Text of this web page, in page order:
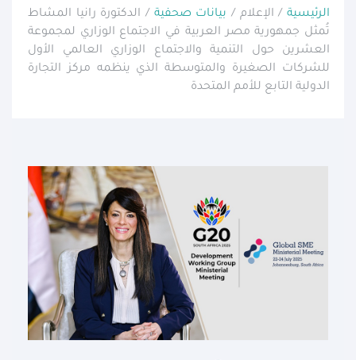
الرئيسية/ الإعلام / بيانات صحفية / الدكتورة رانيا المشاط
تُمثل جمهورية مصر العربية في الاجتماع الوزاري لمجموعة
العشرين حول التنمية والاجتماع الوزاري العالمي الأول
للشركات الصغيرة والمتوسطة الذي ينظمه مركز التجارة
الدولية التابع للأمم المتحدة